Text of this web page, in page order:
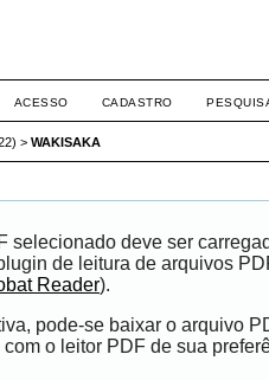
ACESSO CADASTRO
> WAKISAKA
selecionado deve ser
de leitura de arquivos
Reader).
pode-se baixar o arquivo
o leitor PDF de sua